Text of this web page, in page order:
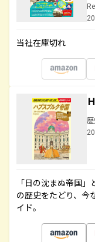
当社在庫切れ
「日の沈まぬ帝国
の歴史をたどり、今
イド。